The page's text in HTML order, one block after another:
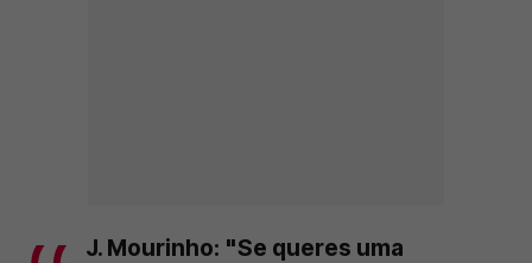
J. Mourinho: "Se queres uma